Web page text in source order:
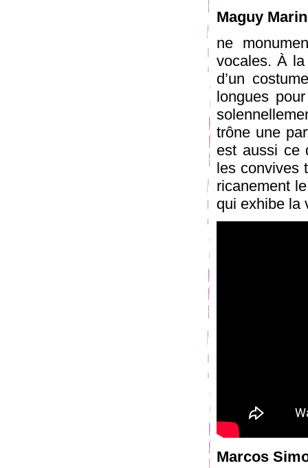
Maguy
ne
vocales. À la
d’un
longues
trône une
est aussi ce
les convives
ricanement
qui exhibe la
Marcos